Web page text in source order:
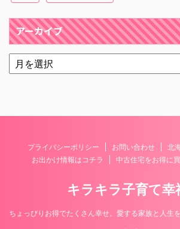
アーカイブ
プライバシーポリシー お問い合わせ
北
お出かけ情報はコチラ
中古住宅をお得に
キラキラ子育て幸
ちょっぴりお得でたくさん幸せ。愛する家族と人生